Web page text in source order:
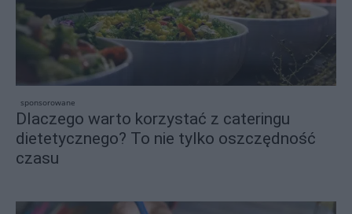
sponsorowane
Dlaczego warto korzystać z cateringu
dietetycznego? To nie tylko oszczędność
czasu